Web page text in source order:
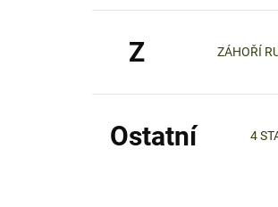
Z ZÁHOŘÍ
Ostatní 4